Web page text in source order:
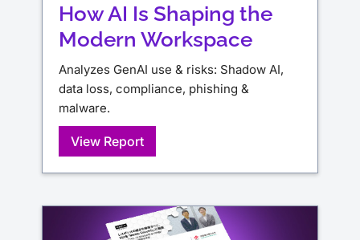
How AI Is Shaping the
Modern Workspace
Analyzes GenAI use & risks: Shadow AI,
data loss, compliance, phishing &
malware.
View Report